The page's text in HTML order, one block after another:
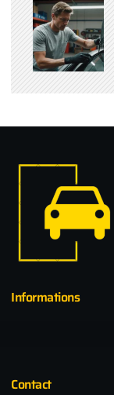
Informations
Contact